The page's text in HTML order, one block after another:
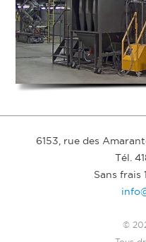
6153, rue des
Tél.
Sans frais
©